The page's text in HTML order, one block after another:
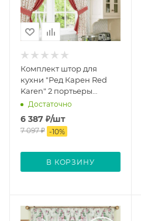
Комплект штор для
кухни "Ред Карен Red
Karen" 2 портьеры
175x175см
Достаточно
6 387 ₽/шт
7 097₽ -10%
В КОРЗИНУ